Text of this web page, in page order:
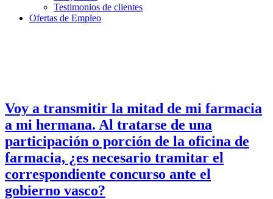
Testimonios de clientes
Ofertas de Empleo
Voy a transmitir la mitad de mi farmacia
a mi hermana. Al tratarse de una
participación o porción de la oficina de
farmacia, ¿es necesario tramitar el
correspondiente concurso ante el
gobierno vasco?